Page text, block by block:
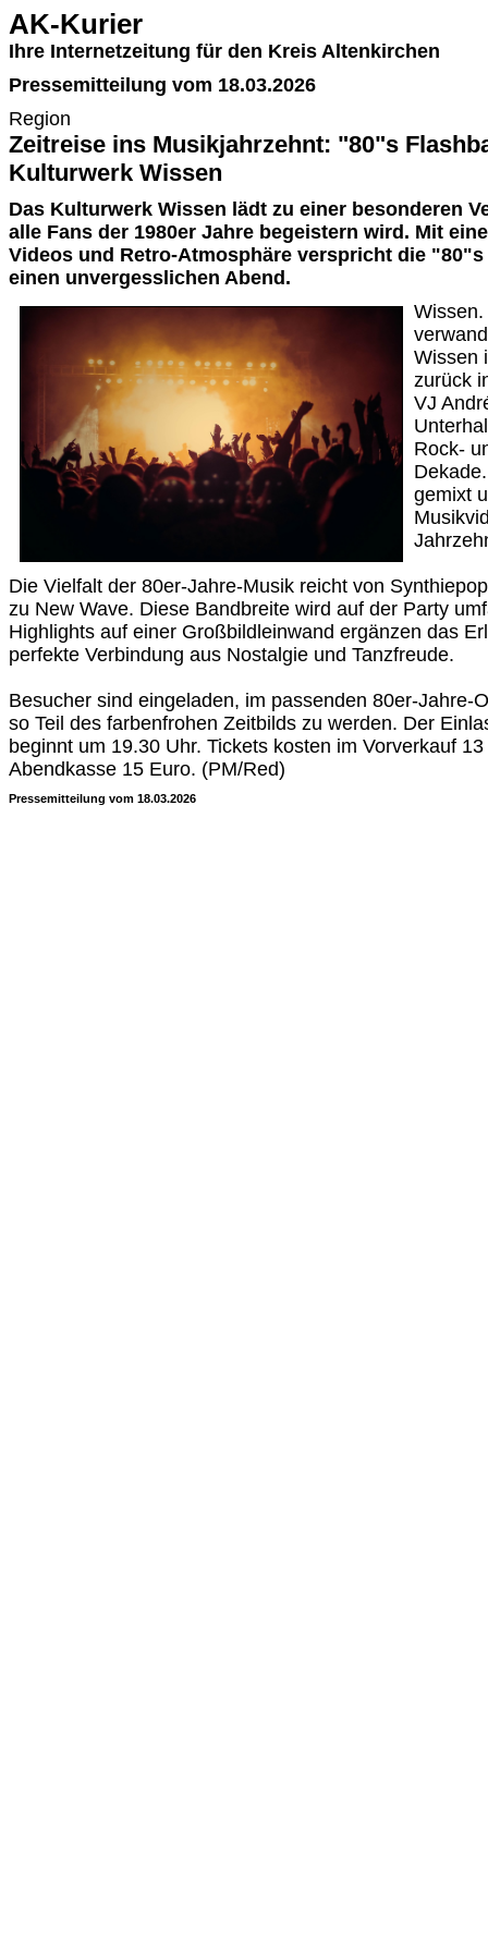
AK-Kurier
Ihre Internetzeitung für den Kreis Altenkirchen
Pressemitteilung vom 18.03.2026
Region
Zeitreise ins Musikjahrzehnt: "80"s
Kulturwerk Wissen
Das Kulturwerk Wissen lädt zu einer besonderen
alle Fans der 1980er Jahre begeistern wird. Mit
Videos und Retro-Atmosphäre verspricht die
einen unvergesslichen Abend.
Wissen
zurück
VJ
Rock-
gemixt
Die Vielfalt der 80er-Jahre-Musik reicht von
zu New Wave. Diese Bandbreite wird auf der Party
Highlights auf einer Großbildleinwand ergänzen das
perfekte Verbindung aus Nostalgie und Tanzfreude.
Besucher sind eingeladen, im passenden 80er-Jahre-
so Teil des farbenfrohen Zeitbilds zu werden. Der
beginnt um 19.30 Uhr. Tickets kosten im Vorverkauf
Abendkasse 15 Euro. (PM/Red)
Pressemitteilung vom 18.03.2026